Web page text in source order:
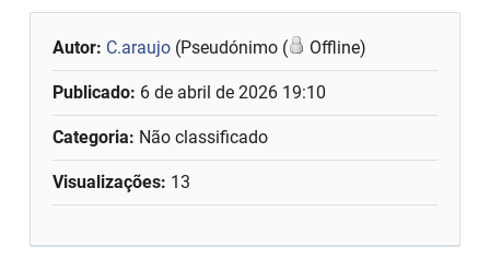
Autor: C.araujo (Pseudónimo ( Offline)
Publicado: 6 de abril de 2026 19:10
Categoria: Não classificado
Visualizações: 13